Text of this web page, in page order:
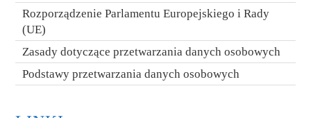
Rozporządzenie Parlamentu Europejskiego i Rady
(UE)
Zasady dotyczące przetwarzania danych osobowych
Podstawy przetwarzania danych osobowych